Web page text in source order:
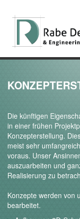
Die künftigen
in einer frühen
Konzepterstellung.
meist sehr
voraus. Unser
auszuarbeiten und
Realisierung zu
Konzepte werden von
bearbeitet.